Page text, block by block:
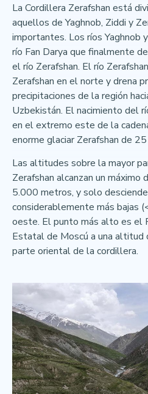
La Cordillera Zerafshan está
aquellos de Yaghnob, Ziddi y
importantes. Los ríos Yaghnob
río Fan Darya que finalmente
el río Zerafshan. El río
Zerafshan en el norte y drena
precipitaciones de la región
Uzbekistán. El nacimiento del
en el extremo este de la
enorme glaciar Zerafshan de
Las altitudes sobre la mayor
Zerafshan alcanzan un
5.000 metros, y solo
considerablemente más bajas
oeste. El punto más alto es el
Estatal de Moscú a una
parte oriental de la cordillera.